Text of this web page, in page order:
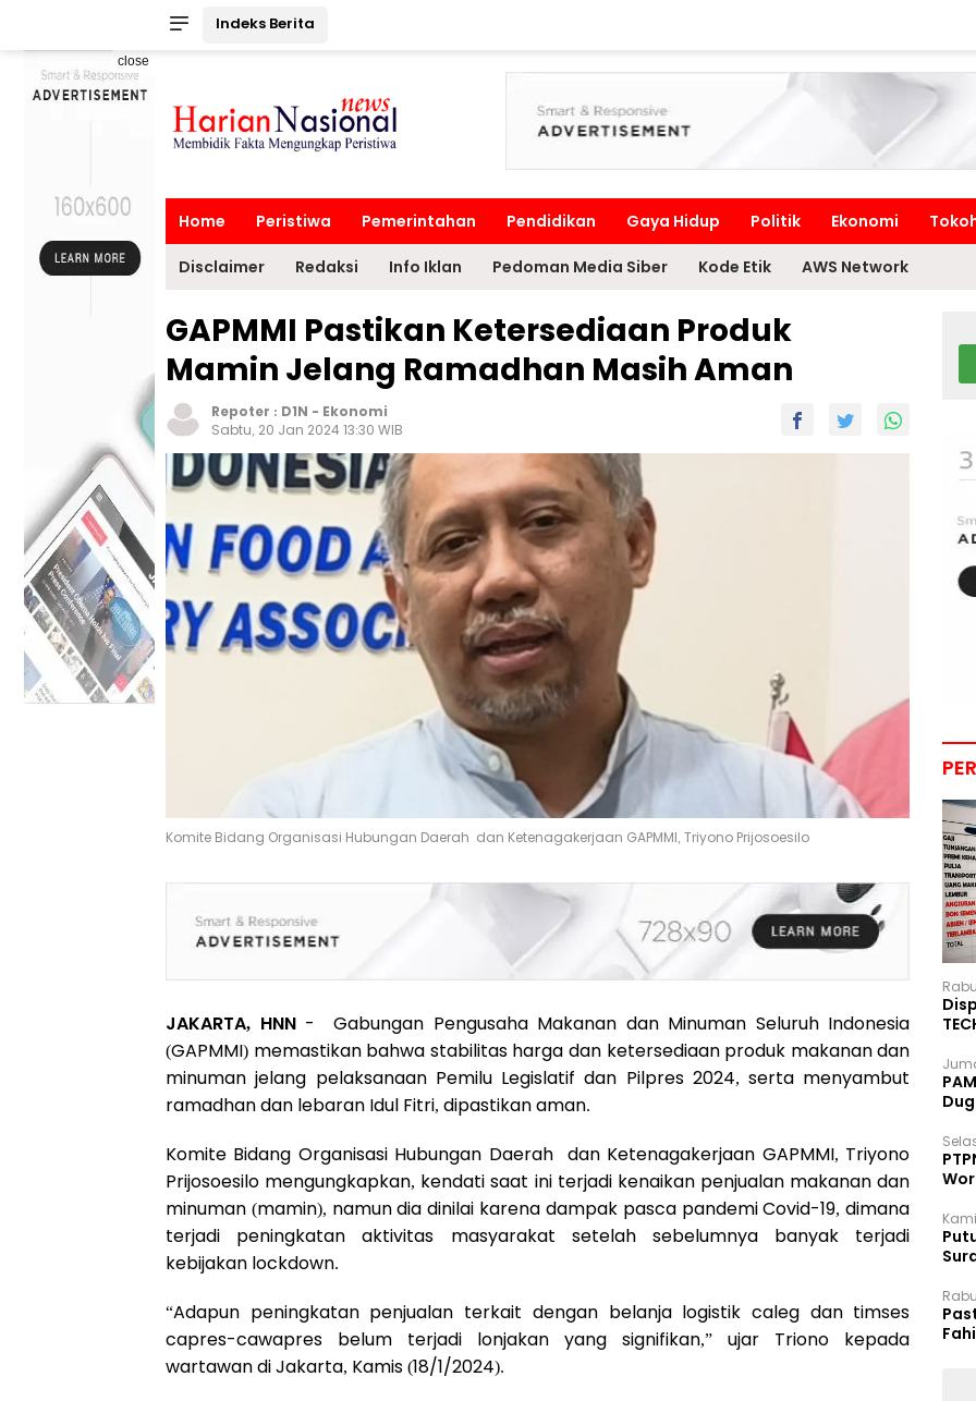
Indeks Berita
close
Home Peristiwa Pemerintahan Pendidikan Gaya Hidup Politik Ekonomi
Disclaimer Redaksi Info Iklan Pedoman Media Siber Kode Etik AWS Network
GAPMMI Pastikan Ketersediaan Produk
Mamin Jelang Ramadhan Masih Aman
Repoter : D1N - Ekonomi
Sabtu, 20 Jan 2024 13:30 WIB
Komite Bidang Organisasi Hubungan Daerah dan Ketenagakerjaan GAPMMI, Triyono Prijosoesilo
JAKARTA, HNN- Gabungan Pengusaha Makanan dan Minuman Seluruh Indonesia
(GAPMMI) memastikan bahwa stabilitas harga dan ketersediaan produk makanan dan
minuman jelang pelaksanaan Pemilu Legislatif dan Pilpres 2024, serta menyambut
ramadhan dan lebaran Idul Fitri, dipastikan aman.
Komite Bidang Organisasi Hubungan Daerah dan Ketenagakerjaan GAPMMI, Triyono
Prijosoesilo mengungkapkan, kendati saat ini terjadi kenaikan penjualan makanan dan
minuman (mamin), namun dia dinilai karena dampak pasca pandemi Covid-19, dimana
terjadi peningkatan aktivitas masyarakat setelah sebelumnya banyak terjadi
kebijakan lockdown.
“Adapun peningkatan penjualan terkait dengan belanja logistik caleg dan timses
capres-cawapres belum terjadi lonjakan yang signifikan,” ujar Triono kepada
wartawan di Jakarta, Kamis (18/1/2024).